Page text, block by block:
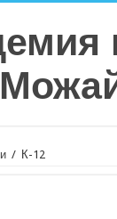
/ К-12